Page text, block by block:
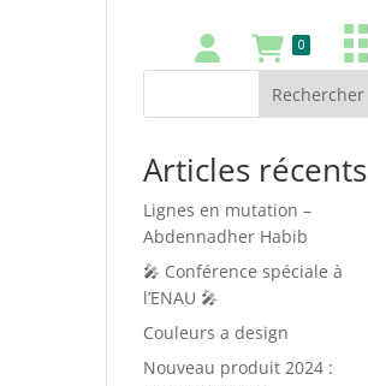
0
Rechercher
Articles récents
Lignes en mutation –
Abdennadher Habib
🎤 Conférence spéciale à
l’ENAU 🎤
Couleurs a design
Nouveau produit 2024 :